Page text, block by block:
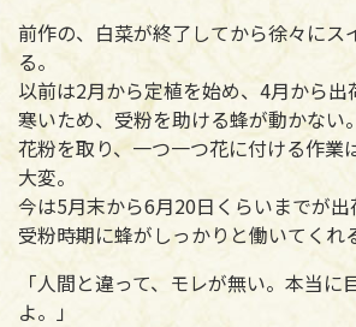
前作の、白菜が終了してから徐々にス
る。
以前は2月から定植を始め、4月から出
寒いため、受粉を助ける蜂が動かない。
花粉を取り、一つ一つ花に付ける作業
大変。
今は5月末から6月20日くらいまでが出
受粉時期に蜂がしっかりと働いてくれ
「人間と違って、モレが無い。本当に
よ。」